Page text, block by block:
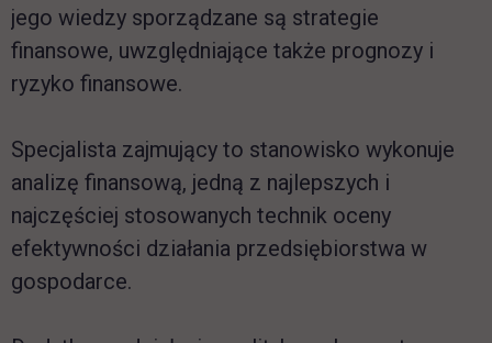
jego wiedzy sporządzane są strategie
finansowe, uwzględniające także prognozy i
ryzyko finansowe.
Specjalista zajmujący to stanowisko wykonuje
analizę finansową, jedną z najlepszych i
najczęściej stosowanych technik oceny
efektywności działania przedsiębiorstwa w
gospodarce.